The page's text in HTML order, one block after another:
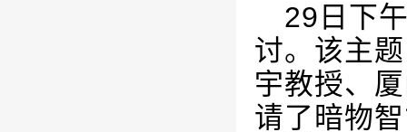
29 日下
讨。该主
宇教授、
请了暗物